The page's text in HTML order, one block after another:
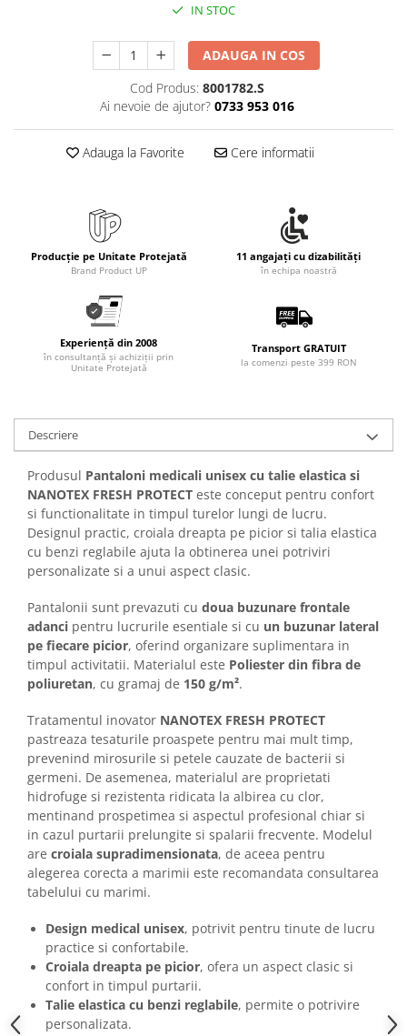
Curatenie si igiena
Produse Antibacteriene
Articole pentru baie
Articole pentru bucatarie
Maturi, mopuri si galeti
Articole pentru rufe, casa,
geamuri, mobila
Articole pentru birou, suprafete,
Intretinere si odorizante masina
Saci de gunoi
Accesorii pentru curatenie
Formulare tipizate
personalizate
Stampile, tusiere si tus
Protectia muncii si Imbracaminte
Imbracaminte
Bluze & Pulovere
Camasi
Pantaloni
Pantaloni cu pieptar
Jachete
Impermeabile
Veste
Reflectorizante
Incaltaminte
Incaltaminte de lucru si protectie
Incaltaminte de oras si munte
Echipamente medicale
Manusi de protectie
Accesorii pentru protectia capului
Casti de protectie
Antifoane
Ochelari de protectie si viziere
IN STOC
ADAUGA IN COS
Cod Produs: 8001782.S
Ai nevoie de ajutor? 0733 953 016
Adauga la Favorite Cere informatii
Producție pe Unitate Protejată
Brand Product UP
11 angajați cu dizabilități
în echipa noastră
Experiență din 2008
în consultanță și achiziții prin
Unitate Protejată
Transport GRATUIT
la comenzi peste 399 RON
Descriere
Produsul Pantaloni medicali unisex cu talie elastica si
NANOTEX FRESH PROTECT este conceput pentru confort
si functionalitate in timpul turelor lungi de lucru.
Designul practic, croiala dreapta pe picior si talia elastica
cu benzi reglabile ajuta la obtinerea unei potriviri
personalizate si a unui aspect clasic.
Pantalonii sunt prevazuti cu doua buzunare frontale
adanci pentru lucrurile esentiale si cu un buzunar lateral
pe fiecare picior, oferind organizare suplimentara in
timpul activitatii. Materialul este Poliester din fibra de
poliuretan, cu gramaj de 150 g/m².
Tratamentul inovator NANOTEX FRESH PROTECT
pastreaza tesaturile proaspete pentru mai mult timp,
prevenind mirosurile si petele cauzate de bacterii si
germeni. De asemenea, materialul are proprietati
hidrofuge si rezistenta ridicata la albirea cu clor,
mentinand prospetimea si aspectul profesional chiar si
in cazul purtarii prelungite si spalarii frecvente. Modelul
are croiala supradimensionata, de aceea pentru
alegerea corecta a marimii este recomandata consultarea
tabelului cu marimi.
Design medical unisex, potrivit pentru tinute de lucru
practice si confortabile.
Croiala dreapta pe picior, ofera un aspect clasic si
confort in timpul purtarii.
Talie elastica cu benzi reglabile, permite o potrivire
personalizata.